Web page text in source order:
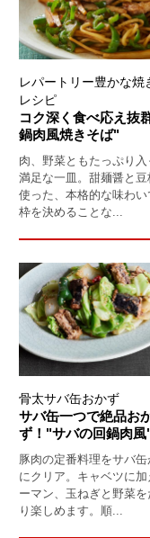
レパートリー豊かな焼
レシピ
コク深く食べ応え抜
鍋肉風焼きそば"
肉、野菜ともたっぷり
満足な一皿。甜麺醤と豆
使った、本格的な味わい
枠を決めることな...
骨太サバ缶おかず
サバ缶一つで絶品お
ず！"サバの回鍋肉
豚肉の定番料理をサバ
にクリア。キャベツに
ーマン、玉ねぎと野菜
り楽しめます。順...